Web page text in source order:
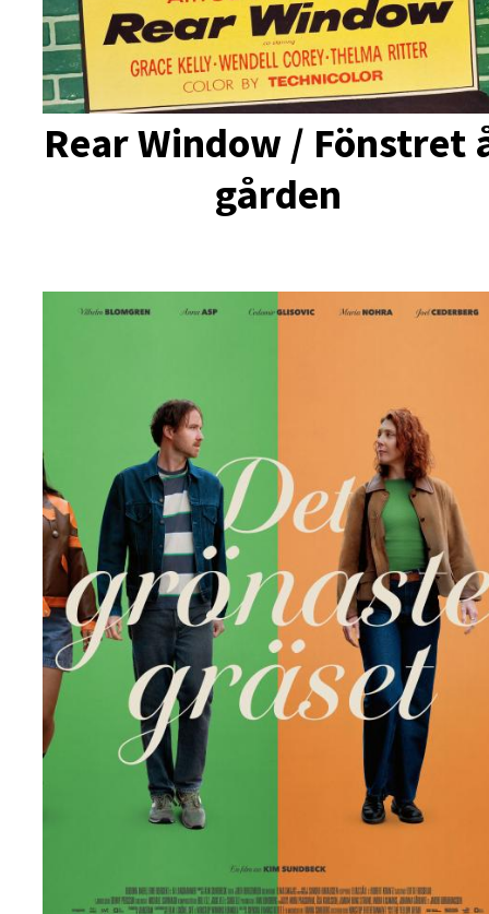
Rear Window / Fönstret
gården